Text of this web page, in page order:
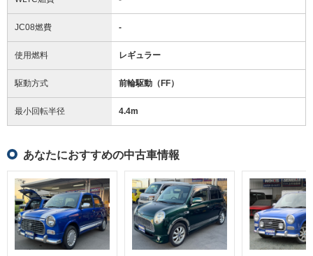
JC08燃費 -
使用燃料 レギュラー
駆動方式 前輪駆動（FF）
最小回転半径 4.4m
あなたにおすすめの中古車情報